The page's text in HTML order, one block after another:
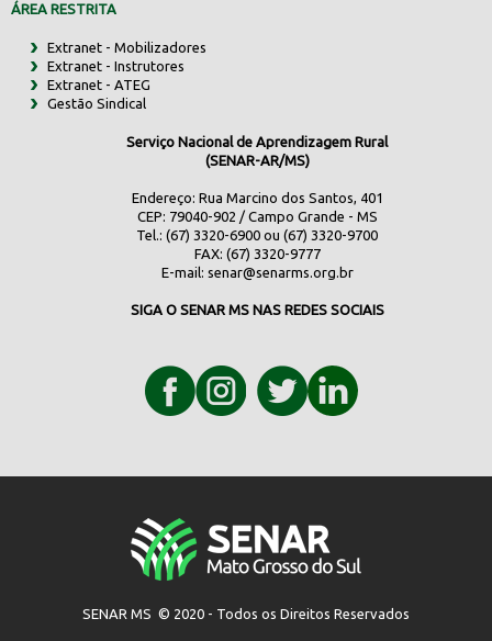
ÁREA RESTRITA
Extranet - Mobilizadores
Extranet - Instrutores
Extranet - ATEG
Gestão Sindical
Serviço Nacional de Aprendizagem Rural
(SENAR-AR/MS)
Endereço: Rua Marcino dos Santos, 401
CEP: 79040-902 / Campo Grande - MS
Tel.: (67) 3320-6900 ou (67) 3320-9700
FAX: (67) 3320-9777
E-mail: senar@senarms.org.br
SIGA O SENAR MS NAS REDES SOCIAIS
SENAR MS © 2020 - Todos os Direitos Reservados